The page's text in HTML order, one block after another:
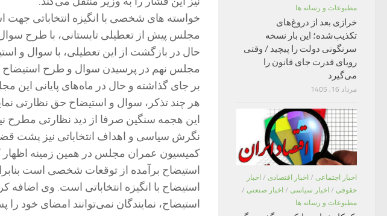
خواسته های شخصی با انگیزه انتخاباتی جهت
مجلس پیش از تعطیلی تابستانی، با طرح
حال در بازگشت از این تعطیلی، با سوال و
مجلس نهم در پرسیدن سوال و طرح استیضاح
بر جای گذاشته و حال در ماه‌های پایانی این
هر چند تذکر، سوال و استیضاح حق نظارتی
این هجمه سنگین صرفا از دید نظارتی مطرح
نگرش سیاسی و اهداف انتخاباتی نیز پشت
کمیسیون عمران مجلس در همین زمینه اظهار
استیضاح برآمده از توقعات شخصی است
استیضاح با انگیزه انتخاباتی است. وی اضافه
مطبوعات و رسانه ها
خرازی بعد از دروغ‌های
تکذیب‌شده؛ این بار نسخه
سرنگونی دولت را پیچید / وقتی
رویای قدرت جای قانون را
می‌گیرد
مرداد 16, 1405
اخبار اجتماعی / اخبار اقتصادی / اخبار
حقوقی / اخبار سیاسی / اخبار صنعتی /
مطبوعات و رسانه ها